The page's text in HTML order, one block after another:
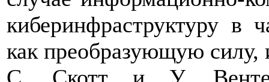
киберинфраструктуру в
как преобразующую